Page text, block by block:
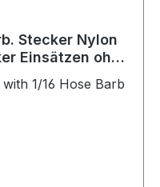
Stecker Nylon
Einsätzen ohne
1/16 Hose Barb